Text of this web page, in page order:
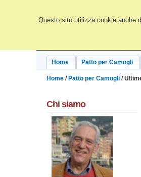
Questo sito utilizza cookie anche
Home Patto per Camogli
Home / Patto per Camogli /
Chi siamo